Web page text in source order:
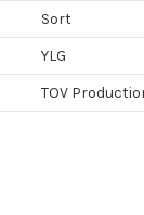
Sort
YLG
TOV